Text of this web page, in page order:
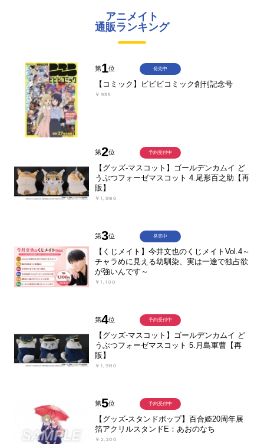
アニメイト
通販ランキング
第1位
【コミック】ビビビコミック創刊記念号
￥935
発売中
第2位
【グッズ-マスコット】ゴールデンカムイ ど
うぶつフォーゼマスコット 4.尾形百之助【再
販】
￥1,980
予約受付中
第3位
【くじメイト】今井文也のくじメイトVol.4～
チャラめに見える幼馴染、実は一途で独占欲
が強いんです～
￥1,100
発売中
第4位
【グッズ-マスコット】ゴールデンカムイ ど
うぶつフォーゼマスコット 5.月島軍曹【再
販】
￥1,980
予約受付中
第5位
【グッズ-スタンドポップ】百合姫20周年展
箔アクリルスタンドE：あおのなち
￥2,200
予約受付中